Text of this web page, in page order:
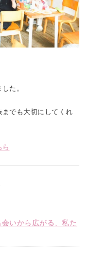
た。
でも大切にしてくれ
いから広がる、私た